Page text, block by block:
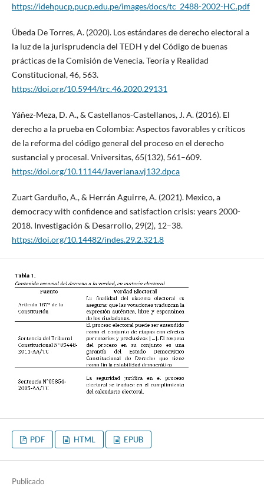
https://idehpucp.pucp.edu.pe/images/docs/tc_2488-2002-HC.pdf
Úbeda De Torres, A. (2020). Los estándares de derecho electoral a
la luz de la jurisprudencia del TEDH y del Código de buenas
prácticas de la Comisión de Venecia. Teoría y Realidad
Constitucional, 46, 563.
https://doi.org/10.5944/trc.46.2020.29131
Yáñez-Meza, D. A., & Castellanos-Castellanos, J. A. (2016). El
derecho a la prueba en Colombia: Aspectos favorables y críticos
de la reforma del código general del proceso en el derecho
sustancial y procesal. Vniversitas, 65(132), 561–609.
https://doi.org/10.11144/Javeriana.vj132.dpca
Zuart Garduño, A., & Herrán Aguirre, A. (2021). Mexico, a
democracy with confidence and satisfaction crisis: years 2000-
2018. Investigación & Desarrollo, 29(2), 12–38.
https://doi.org/10.14482/indes.29.2.321.8
PDF HTML EPUB
Publicado